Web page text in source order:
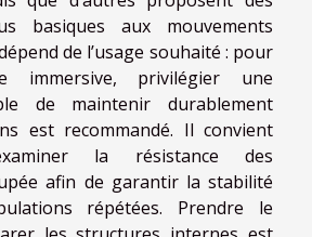
basiques aux mouvements
de l’usage souhaité : pour
immersive, privilégier une
de maintenir durablement
est recommandé. Il convient
la résistance des
afin de garantir la stabilité
répétées. Prendre le